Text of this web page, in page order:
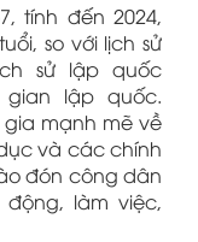
tính đến 2024,
so với lịch sử
sử lập quốc
lập quốc.
mạnh mẽ về
và các chính
đón công dân
làm việc,